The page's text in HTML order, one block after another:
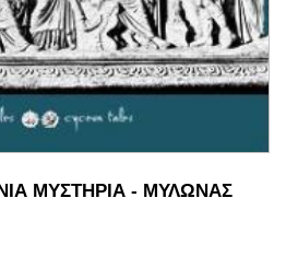
ΜΥΣΤΗΡΙΑ - ΜΥΛΩΝΑΣ